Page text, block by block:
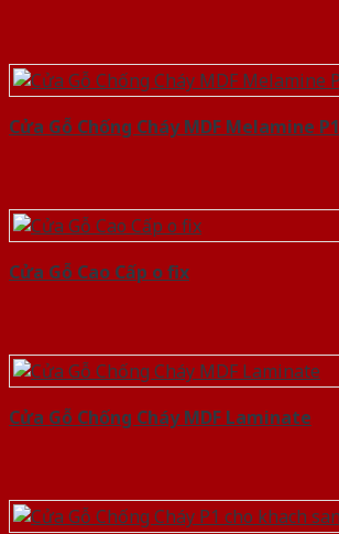
Cửa Gỗ Chống Cháy MDF Melamine P1
Cửa Gỗ Cao Cấp o fix
Cửa Gỗ Chống Cháy MDF Laminate